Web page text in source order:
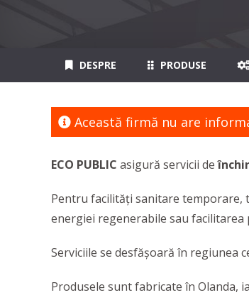
DESPRE PRODUSE
Această firmă nu are
ECO PUBLIC asigură servicii de
Pentru facilități sanitare temporare,
energiei regenerabile sau facilitarea
Serviciile se desfășoară în regiunea
Produsele sunt fabricate în Olanda,